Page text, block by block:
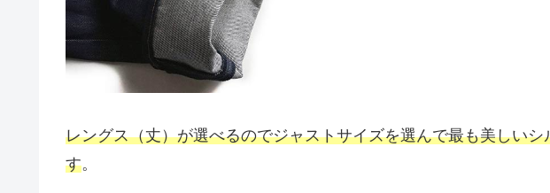
レングス（丈）が選べるのでジャストサイズを選んで最も美しい
す。